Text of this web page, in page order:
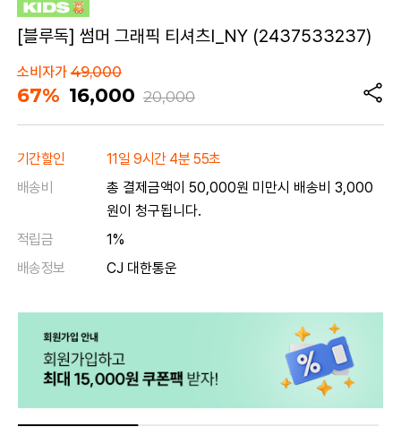
[블루독] 썸머 그래픽 티셔츠I_NY (2437533237)
소비자가49,000
67% 16,000 20,000
기간할인
11일 9시간 4분 55초
배송비
총 결제금액이 50,000원 미만시 배송비 3,000
원이 청구됩니다.
적립금
1%
배송정보
CJ 대한통운